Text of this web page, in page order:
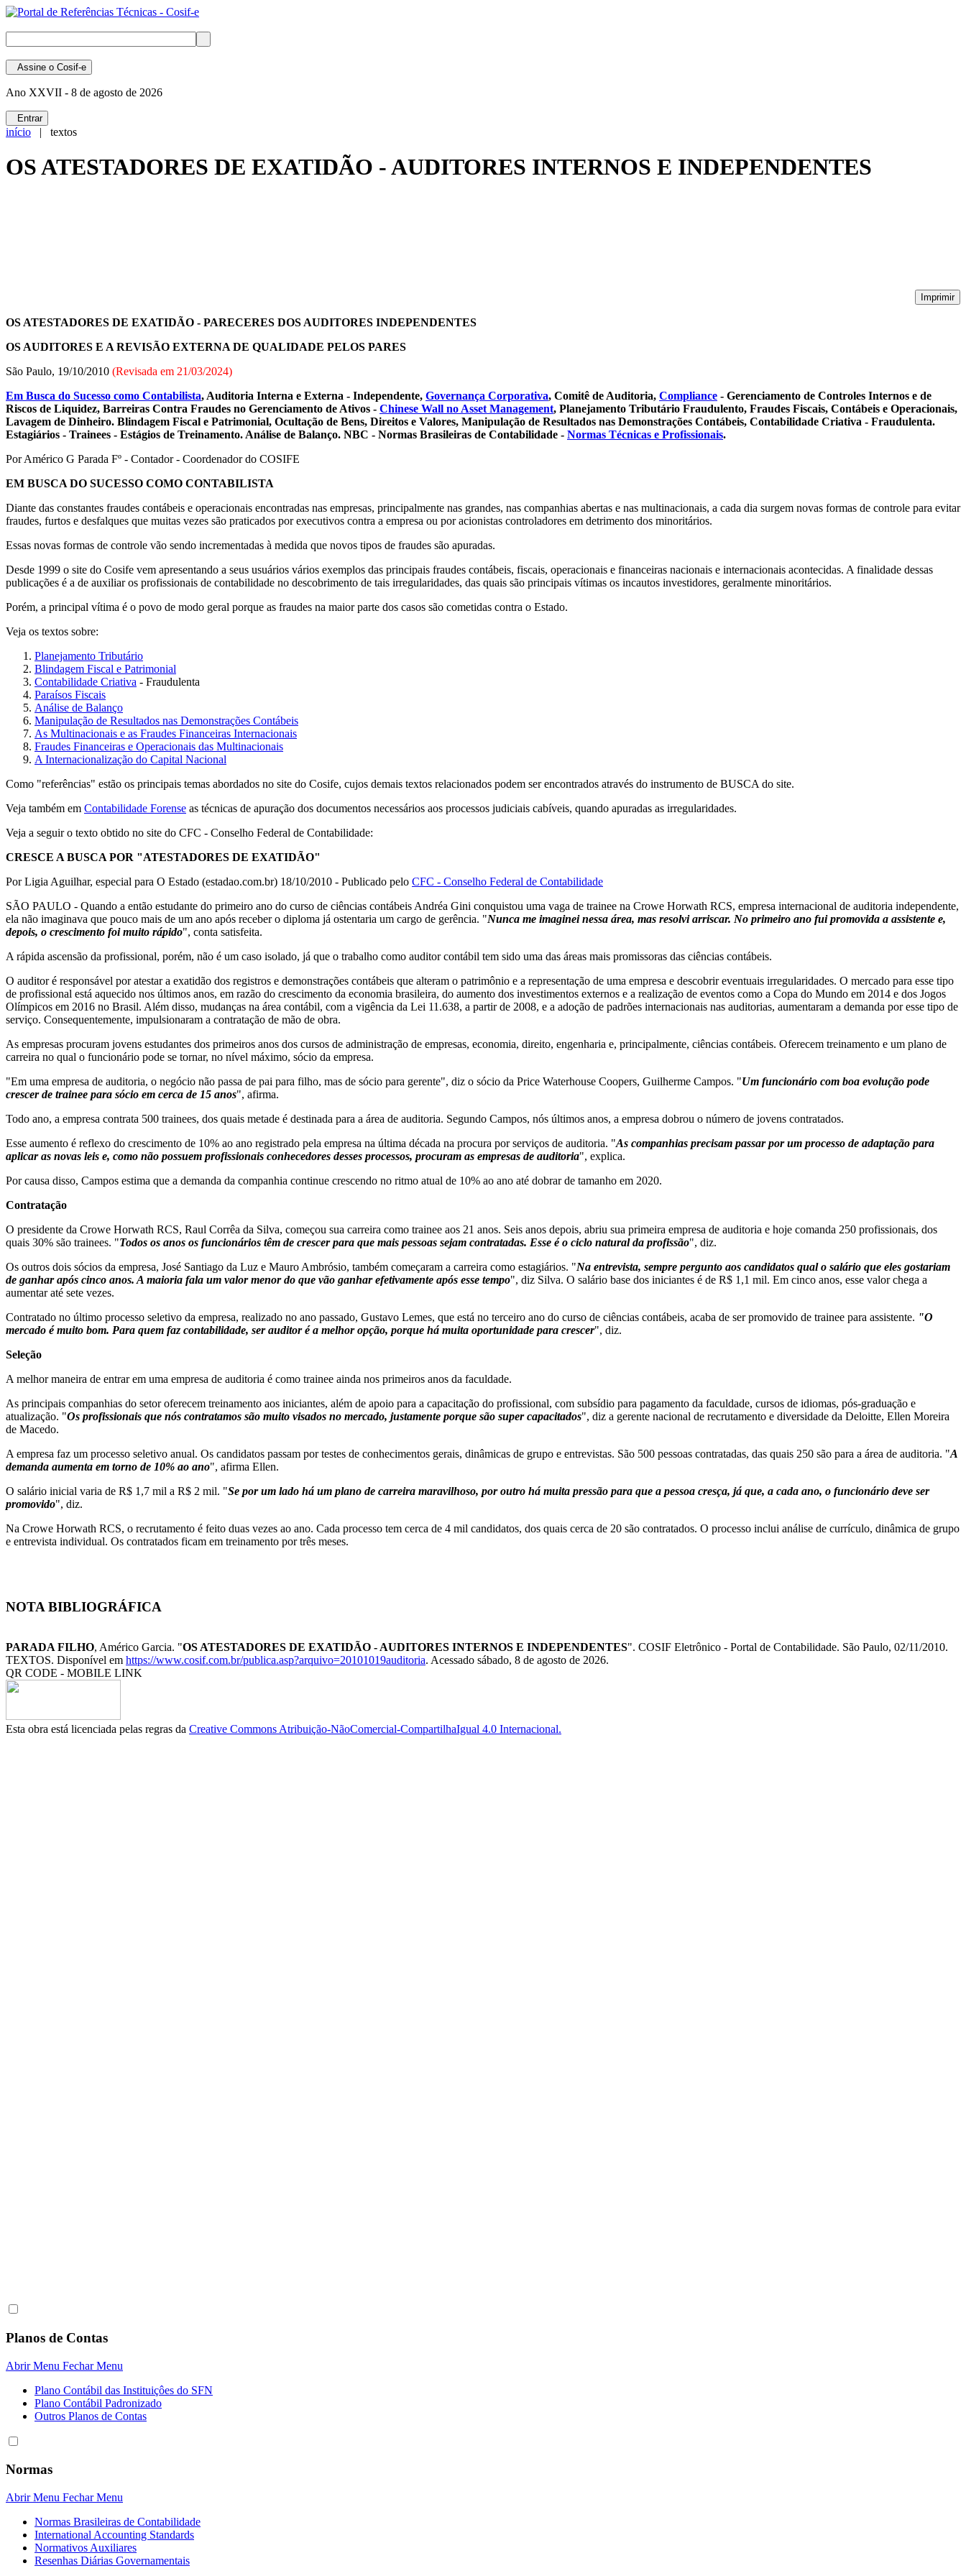
Assine o Cosif-e
Ano XXVII - 8 de agosto de 2026
Entrar
início | textos
OS ATESTADORES DE EXATIDÃO - AUDITORES INTERNOS E INDEPENDENTES
Imprimir
OS ATESTADORES DE EXATIDÃO - PARECERES DOS AUDITORES INDEPENDENTES
OS AUDITORES E A REVISÃO EXTERNA DE QUALIDADE PELOS PARES
São Paulo, 19/10/2010 (Revisada em 21/03/2024)
Em Busca do Sucesso como Contabilista, Auditoria Interna e Externa - Independente, Governança Corporativa, Comitê de Auditoria, Compliance - Gerenciamento de Controles Internos e de
Riscos de Liquidez, Barreiras Contra Fraudes no Gerenciamento de Ativos - Chinese Wall no Asset Management, Planejamento Tributário Fraudulento, Fraudes Fiscais, Contábeis e Operacionais,
Lavagem de Dinheiro. Blindagem Fiscal e Patrimonial, Ocultação de Bens, Direitos e Valores, Manipulação de Resultados nas Demonstrações Contábeis, Contabilidade Criativa - Fraudulenta.
Estagiários - Trainees - Estágios de Treinamento. Análise de Balanço. NBC - Normas Brasileiras de Contabilidade - Normas Técnicas e Profissionais.
Por Américo G Parada Fº - Contador - Coordenador do COSIFE
EM BUSCA DO SUCESSO COMO CONTABILISTA
Diante das constantes fraudes contábeis e operacionais encontradas nas empresas, principalmente nas grandes, nas companhias abertas e nas multinacionais, a cada dia surgem novas formas de controle para evitar
fraudes, furtos e desfalques que muitas vezes são praticados por executivos contra a empresa ou por acionistas controladores em detrimento dos minoritários.
Essas novas formas de controle vão sendo incrementadas à medida que novos tipos de fraudes são apuradas.
Desde 1999 o site do Cosife vem apresentando a seus usuários vários exemplos das principais fraudes contábeis, fiscais, operacionais e financeiras nacionais e internacionais acontecidas. A finalidade dessas
publicações é a de auxiliar os profissionais de contabilidade no descobrimento de tais irregularidades, das quais são principais vítimas os incautos investidores, geralmente minoritários.
Porém, a principal vítima é o povo de modo geral porque as fraudes na maior parte dos casos são cometidas contra o Estado.
Veja os textos sobre:
Planejamento Tributário
Blindagem Fiscal e Patrimonial
Contabilidade Criativa - Fraudulenta
Paraísos Fiscais
Análise de Balanço
Manipulação de Resultados nas Demonstrações Contábeis
As Multinacionais e as Fraudes Financeiras Internacionais
Fraudes Financeiras e Operacionais das Multinacionais
A Internacionalização do Capital Nacional
Como "referências" estão os principais temas abordados no site do Cosife, cujos demais textos relacionados podem ser encontrados através do instrumento de BUSCA do site.
Veja também em Contabilidade Forense as técnicas de apuração dos documentos necessários aos processos judiciais cabíveis, quando apuradas as irregularidades.
Veja a seguir o texto obtido no site do CFC - Conselho Federal de Contabilidade:
CRESCE A BUSCA POR "ATESTADORES DE EXATIDÃO"
Por Ligia Aguilhar, especial para O Estado (estadao.com.br) 18/10/2010 - Publicado pelo CFC - Conselho Federal de Contabilidade
SÃO PAULO - Quando a então estudante do primeiro ano do curso de ciências contábeis Andréa Gini conquistou uma vaga de trainee na Crowe Horwath RCS, empresa internacional de auditoria independente,
ela não imaginava que pouco mais de um ano após receber o diploma já ostentaria um cargo de gerência. "Nunca me imaginei nessa área, mas resolvi arriscar. No primeiro ano fui promovida a assistente e,
depois, o crescimento foi muito rápido", conta satisfeita.
A rápida ascensão da profissional, porém, não é um caso isolado, já que o trabalho como auditor contábil tem sido uma das áreas mais promissoras das ciências contábeis.
O auditor é responsável por atestar a exatidão dos registros e demonstrações contábeis que alteram o patrimônio e a representação de uma empresa e descobrir eventuais irregularidades. O mercado para esse tipo
de profissional está aquecido nos últimos anos, em razão do crescimento da economia brasileira, do aumento dos investimentos externos e a realização de eventos como a Copa do Mundo em 2014 e dos Jogos
Olímpicos em 2016 no Brasil. Além disso, mudanças na área contábil, com a vigência da Lei 11.638, a partir de 2008, e a adoção de padrões internacionais nas auditorias, aumentaram a demanda por esse tipo de
serviço. Consequentemente, impulsionaram a contratação de mão de obra.
As empresas procuram jovens estudantes dos primeiros anos dos cursos de administração de empresas, economia, direito, engenharia e, principalmente, ciências contábeis. Oferecem treinamento e um plano de
carreira no qual o funcionário pode se tornar, no nível máximo, sócio da empresa.
"Em uma empresa de auditoria, o negócio não passa de pai para filho, mas de sócio para gerente", diz o sócio da Price Waterhouse Coopers, Guilherme Campos. "Um funcionário com boa evolução pode
crescer de trainee para sócio em cerca de 15 anos", afirma.
Todo ano, a empresa contrata 500 trainees, dos quais metade é destinada para a área de auditoria. Segundo Campos, nós últimos anos, a empresa dobrou o número de jovens contratados.
Esse aumento é reflexo do crescimento de 10% ao ano registrado pela empresa na última década na procura por serviços de auditoria. "As companhias precisam passar por um processo de adaptação para
aplicar as novas leis e, como não possuem profissionais conhecedores desses processos, procuram as empresas de auditoria", explica.
Por causa disso, Campos estima que a demanda da companhia continue crescendo no ritmo atual de 10% ao ano até dobrar de tamanho em 2020.
Contratação
O presidente da Crowe Horwath RCS, Raul Corrêa da Silva, começou sua carreira como trainee aos 21 anos. Seis anos depois, abriu sua primeira empresa de auditoria e hoje comanda 250 profissionais, dos
quais 30% são trainees. "Todos os anos os funcionários têm de crescer para que mais pessoas sejam contratadas. Esse é o ciclo natural da profissão", diz.
Os outros dois sócios da empresa, José Santiago da Luz e Mauro Ambrósio, também começaram a carreira como estagiários. "Na entrevista, sempre pergunto aos candidatos qual o salário que eles gostariam
de ganhar após cinco anos. A maioria fala um valor menor do que vão ganhar efetivamente após esse tempo", diz Silva. O salário base dos iniciantes é de R$ 1,1 mil. Em cinco anos, esse valor chega a
aumentar até sete vezes.
Contratado no último processo seletivo da empresa, realizado no ano passado, Gustavo Lemes, que está no terceiro ano do curso de ciências contábeis, acaba de ser promovido de trainee para assistente. "O
mercado é muito bom. Para quem faz contabilidade, ser auditor é a melhor opção, porque há muita oportunidade para crescer", diz.
Seleção
A melhor maneira de entrar em uma empresa de auditoria é como trainee ainda nos primeiros anos da faculdade.
As principais companhias do setor oferecem treinamento aos iniciantes, além de apoio para a capacitação do profissional, com subsídio para pagamento da faculdade, cursos de idiomas, pós-graduação e
atualização. "Os profissionais que nós contratamos são muito visados no mercado, justamente porque são super capacitados", diz a gerente nacional de recrutamento e diversidade da Deloitte, Ellen Moreira
de Macedo.
A empresa faz um processo seletivo anual. Os candidatos passam por testes de conhecimentos gerais, dinâmicas de grupo e entrevistas. São 500 pessoas contratadas, das quais 250 são para a área de auditoria. "A
demanda aumenta em torno de 10% ao ano", afirma Ellen.
O salário inicial varia de R$ 1,7 mil a R$ 2 mil. "Se por um lado há um plano de carreira maravilhoso, por outro há muita pressão para que a pessoa cresça, já que, a cada ano, o funcionário deve ser
promovido", diz.
Na Crowe Horwath RCS, o recrutamento é feito duas vezes ao ano. Cada processo tem cerca de 4 mil candidatos, dos quais cerca de 20 são contratados. O processo inclui análise de currículo, dinâmica de grupo
e entrevista individual. Os contratados ficam em treinamento por três meses.
NOTA BIBLIOGRÁFICA
PARADA FILHO, Américo Garcia. "OS ATESTADORES DE EXATIDÃO - AUDITORES INTERNOS E INDEPENDENTES". COSIF Eletrônico - Portal de Contabilidade. São Paulo, 02/11/2010.
TEXTOS. Disponível em https://www.cosif.com.br/publica.asp?arquivo=20101019auditoria. Acessado sábado, 8 de agosto de 2026.
QR CODE - MOBILE LINK
Esta obra está licenciada pelas regras da Creative Commons Atribuição-NãoComercial-CompartilhaIgual 4.0 Internacional.
Planos de Contas
Abrir Menu Fechar Menu
Plano Contábil das Instituiçôes do SFN
Plano Contábil Padronizado
Outros Planos de Contas
Normas
Abrir Menu Fechar Menu
Normas Brasileiras de Contabilidade
International Accounting Standards
Normativos Auxiliares
Resenhas Diárias Governamentais